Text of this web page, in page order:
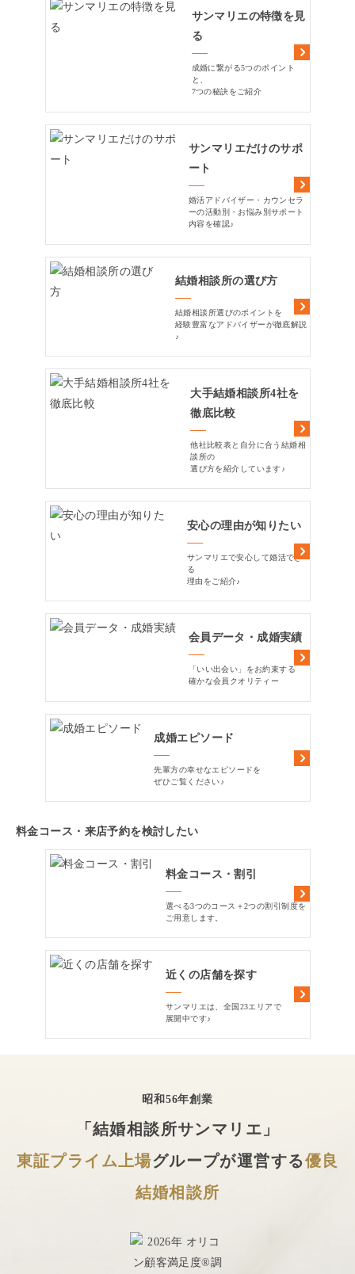
サンマリエの特徴を見
る
成婚に繋がる5つのポイント
と、
7つの秘訣をご紹介
サンマリエだけのサポ
ート
婚活アドバイザー・カウンセラ
ーの活動別・お悩み別サポート
内容を確認♪
結婚相談所の選び方
結婚相談所選びのポイントを
経験豊富なアドバイザーが徹底解説
♪
大手結婚相談所4社を
徹底比較
他社比較表と自分に合う結婚相
談所の
選び方を紹介しています♪
安心の理由が知りたい
サンマリエで安心して婚活でき
る
理由をご紹介♪
会員データ・成婚実績
「いい出会い」をお約束する
確かな会員クオリティー
成婚エピソード
先輩方の幸せなエピソードを
ぜひご覧ください♪
料金コース・来店予約を検討したい
料金コース・割引
選べる3つのコース＋2つの割引制度を
ご用意します。
近くの店舗を探す
サンマリエは、全国23エリアで
展開中です♪
昭和56年創業
「結婚相談所サンマリエ」
東証プライム上場グループが運営する優良
結婚相談所